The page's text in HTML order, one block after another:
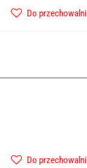
Do przechowalni
Do przechowalni